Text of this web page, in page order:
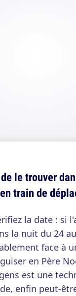
le trouver
train de
la date : si
la nuit du 24
face à
en Père
est une
enfin peut-